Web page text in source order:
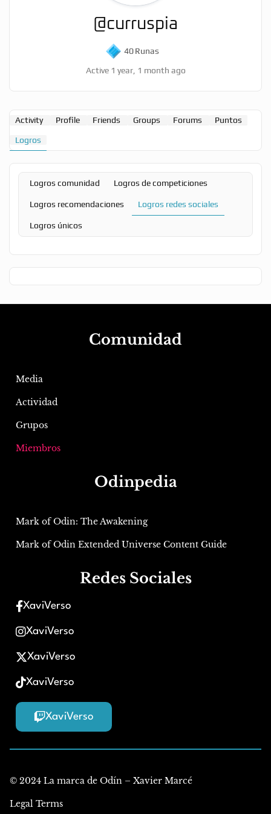
@curruspia
40Runas
Active 1 year, 1 month ago
Activity Profile Friends Groups Forums Puntos
Logros
Logros comunidad Logros de competiciones
Logros recomendaciones Logros redes sociales
Logros únicos
Comunidad
Media
Actividad
Grupos
Miembros
Odinpedia
Mark of Odin: The Awakening
Mark of Odin Extended Universe Content Guide
Redes Sociales
XaviVerso
XaviVerso
XaviVerso
XaviVerso
XaviVerso
© 2024 La marca de Odín – Xavier Marcé
Legal Terms